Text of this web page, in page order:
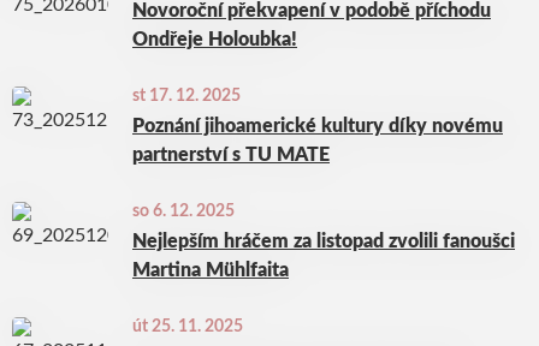
Novoroční překvapení v podobě příchodu
Ondřeje Holoubka!
st 17. 12. 2025
Poznání jihoamerické kultury díky novému
partnerství s TU MATE
so 6. 12. 2025
Nejlepším hráčem za listopad zvolili fanoušci
Martina Mühlfaita
út 25. 11. 2025